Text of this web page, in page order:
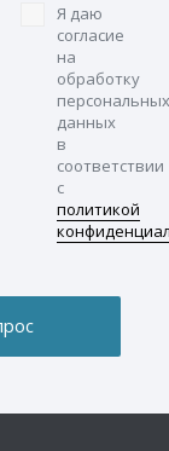
Я даю
согласие
на
обработку
персональных
данных
в
соответствии
с
политикой